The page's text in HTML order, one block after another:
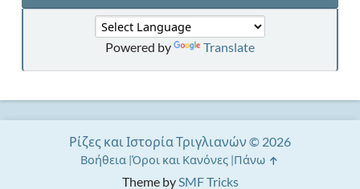
Powered by Translate
Theme bySMF Tricks
Ρίζες και Ιστορία Τριγλιανών © 2026
Βοήθεια Όροι και Κανόνες Πάνω